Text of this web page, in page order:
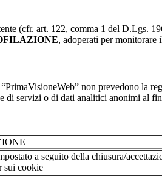
(cfr. art. 122, comma 1 del D.Lgs.
, adoperati per monitorare
non prevedono la
servizi o di dati analitici anonimi al
a seguito della chiusura/
sui cookie